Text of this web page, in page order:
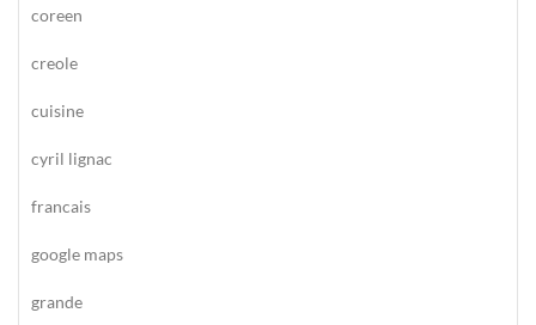
coreen
creole
cuisine
cyril lignac
francais
google maps
grande